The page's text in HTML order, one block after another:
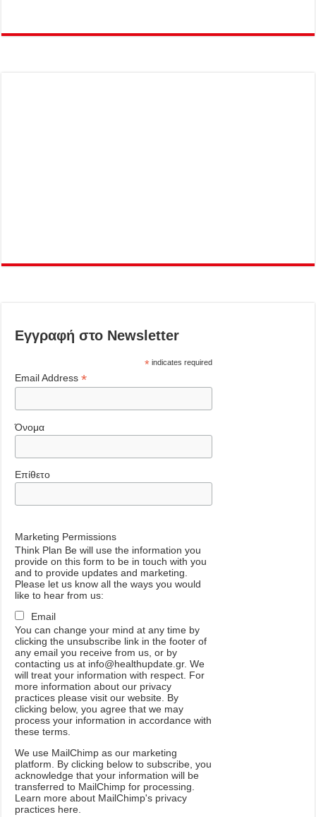
Εγγραφή στο Newsletter
*indicates required
Email Address*
Όνομα
Επίθετο
Marketing Permissions
Think Plan Be will use the information you
provide on this form to be in touch with you
and to provide updates and marketing.
Please let us know all the ways you would
like to hear from us:
Email
You can change your mind at any time by
clicking the unsubscribe link in the footer of
any email you receive from us, or by
contacting us at info@healthupdate.gr. We
will treat your information with respect. For
more information about our privacy
practices please visit our website. By
clicking below, you agree that we may
process your information in accordance with
these terms.
We use MailChimp as our marketing
platform
By clicking below to subscribe ,you
acknowledge that your information will be
transferred to MailChimp for processing
Learn more about MailChimp's privacy
practices here